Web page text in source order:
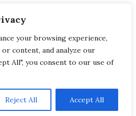
your browsing experience,
content, and analyze our
All", you consent to our use of
Reject All Accept All